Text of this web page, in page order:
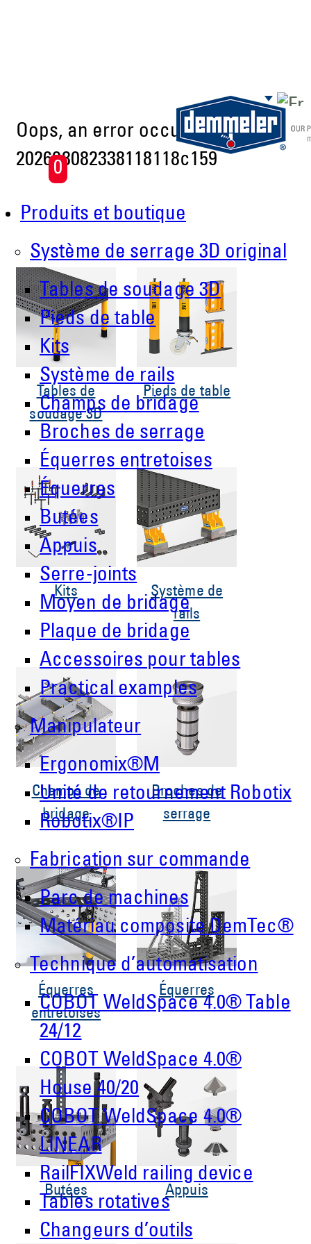
Aller au contenu principal
0
Produits et boutique
Système de serrage 3D original
Tables de soudage 3D
Pieds de table
Kits
Système de rails
Champs de bridage
Broches de serrage
Équerres entretoises
Équerres
Butées
Appuis
Serre-joints
Moyen de bridage
Plaque de bridage
Accessoires pour tables
Practical examples
Manipulateur
Ergonomix®M
Unité de retournement Robotix
Robotix®IP
Fabrication sur commande
Parc de machines
Matériau composite DemTec®
Technique d’automatisation
COBOT WeldSpace 4.0® Table
24/12
COBOT WeldSpace 4.0®
House 40/20
COBOT WeldSpace 4.0®
LINEAR
RailFIXWeld railing device
Tables rotatives
Changeurs d’outils
Oops, an error occurred! Code:
202608082338118118c159
Tables de
soudage 3D
Pieds de table
Kits
Système de
rails
Champs de
bridage
Broches de
serrage
Équerres
entretoises
Équerres
Butées Appuis